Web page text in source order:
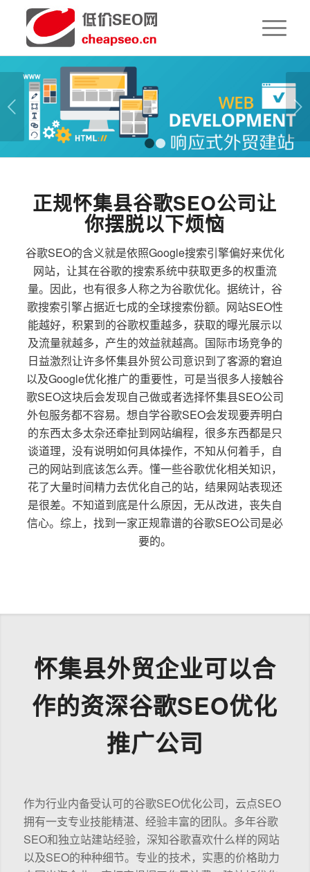
下一页
1 2
正规怀集县谷歌SEO公司让
你摆脱以下烦恼
谷歌SEO的含义就是依照Google搜索引擎偏好来优化
网站，让其在谷歌的搜索系统中获取更多的权重流
量。因此，也有很多人称之为谷歌优化。据统计，谷
歌搜索引擎占据近七成的全球搜索份额。网站SEO性
能越好，积累到的谷歌权重越多，获取的曝光展示以
及流量就越多，产生的效益就越高。国际市场竞争的
日益激烈让许多怀集县外贸公司意识到了客源的窘迫
以及Google优化推广的重要性，可是当很多人接触谷
歌SEO这块后会发现自己做或者选择怀集县SEO公司
外包服务都不容易。想自学谷歌SEO会发现要弄明白
的东西太多太杂还牵扯到网站编程，很多东西都是只
谈道理，没有说明如何具体操作，不知从何着手，自
己的网站到底该怎么弄。懂一些谷歌优化相关知识，
花了大量时间精力去优化自己的站，结果网站表现还
是很差。不知道到底是什么原因，无从改进，丧失自
信心。综上，找到一家正规靠谱的谷歌SEO公司是必
要的。
怀集县外贸企业可以合
作的资深谷歌SEO优化
推广公司
作为行业内备受认可的谷歌SEO优化公司，云点SEO
拥有一支专业技能精湛、经验丰富的团队。多年谷歌
SEO和独立站建站经验，深知谷歌喜欢什么样的网站
以及SEO的种种细节。专业的技术，实惠的价格助力